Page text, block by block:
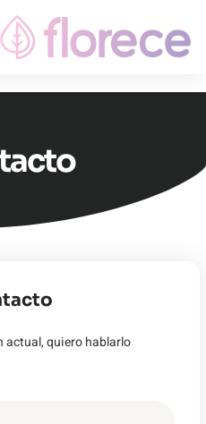
actual, quiero hablarlo